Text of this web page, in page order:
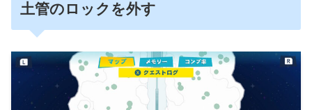
土管のロックを外す